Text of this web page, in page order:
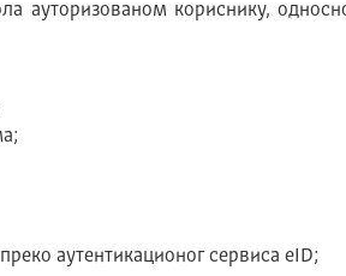
ауторизованом кориснику,
аутентикационог сервиса eID;